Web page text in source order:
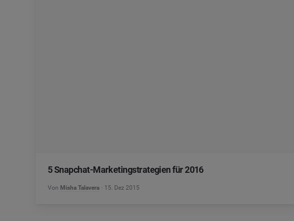
5 Snapchat-Marketingstrategien für 2016
Von Misha Talavera 15. Dez 2015